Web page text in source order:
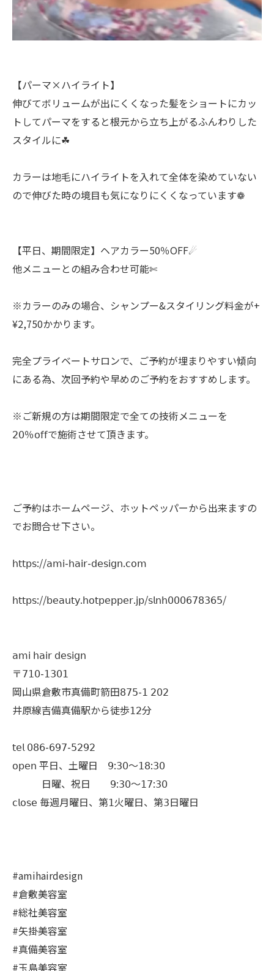
【パーマ×ハイライト】
伸びてボリュームが出にくくなった髪をショートにカッ
トしてパーマをすると根元から立ち上がるふんわりした
スタイルに☘︎
カラーは地毛にハイライトを入れて全体を染めていない
ので伸びた時の境目も気になりにくくなっています❁
【平日、期間限定】ヘアカラー50％OFF☄︎
他メニューとの組み合わせ可能✄
※カラーのみの場合、シャンプー&スタイリング料金が+
¥2,750かかります。
完全プライベートサロンで、ご予約が埋まりやすい傾向
にある為、次回予約や早めのご予約をおすすめします。
※ご新規の方は期間限定で全ての技術メニューを
𝟤𝟢％𝗈𝖿𝖿で施術させて頂きます。
ご予約はホームページ、ホットペッパーから出来ますの
でお問合せ下さい。
𝗁𝗍𝗍𝗉𝗌://𝖺𝗆𝗂-𝗁𝖺𝗂𝗋-𝖽𝖾𝗌𝗂𝗀𝗇.𝖼𝗈𝗆
𝗁𝗍𝗍𝗉𝗌://𝖻𝖾𝖺𝗎𝗍𝗒.𝗁𝗈𝗍𝗉𝖾𝗉𝗉𝖾𝗋.𝗃𝗉/𝗌𝗅𝗇𝗁𝟢𝟢𝟢𝟨𝟩𝟪𝟥𝟨𝟧/
𝖺𝗆𝗂 𝗁𝖺𝗂𝗋 𝖽𝖾𝗌𝗂𝗀𝗇
〒𝟩𝟣𝟢-𝟣𝟥𝟢𝟣
岡山県倉敷市真備町箭田𝟪𝟩𝟧-𝟣 𝟤𝟢𝟤
井原線吉備真備駅から徒歩𝟣𝟤分
𝗍𝖾𝗅 𝟢𝟪𝟨-𝟨𝟫𝟩-𝟧𝟤𝟫𝟤
𝗈𝗉𝖾𝗇 平日、土曜日 𝟫:𝟥𝟢〜𝟣𝟪:𝟥𝟢
日曜、祝日 𝟫:𝟥𝟢〜𝟣𝟩:𝟥𝟢
𝖼𝗅𝗈𝗌𝖾 毎週月曜日、第𝟣火曜日、第𝟥日曜日
#amihairdesign
#倉敷美容室
#総社美容室
#矢掛美容室
#真備美容室
#玉島美容室